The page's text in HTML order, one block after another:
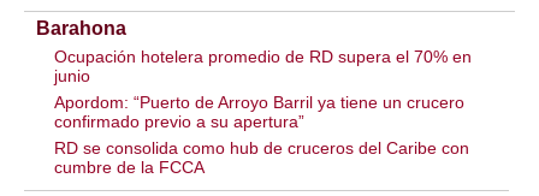
Barahona
Ocupación hotelera promedio de RD supera el 70% en
junio
Apordom: “Puerto de Arroyo Barril ya tiene un crucero
confirmado previo a su apertura”
RD se consolida como hub de cruceros del Caribe con
cumbre de la FCCA